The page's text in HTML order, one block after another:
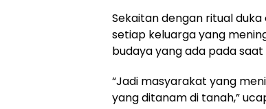
Sekaitan dengan ritual
setiap keluarga yang
budaya yang ada pada saat
“Jadi masyarakat yang
yang ditanam di tanah,”